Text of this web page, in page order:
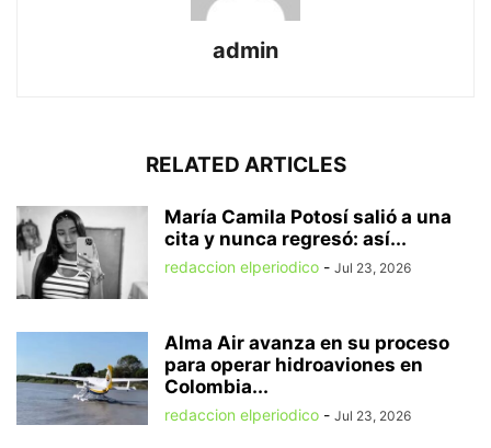
admin
RELATED ARTICLES
María Camila Potosí salió a una
cita y nunca regresó: así...
redaccion elperiodico - Jul 23, 2026
Alma Air avanza en su proceso
para operar hidroaviones en
Colombia...
redaccion elperiodico - Jul 23, 2026